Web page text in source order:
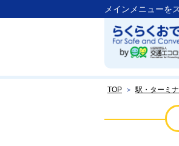
メインメニューを
TOP ＞ 駅・ターミ